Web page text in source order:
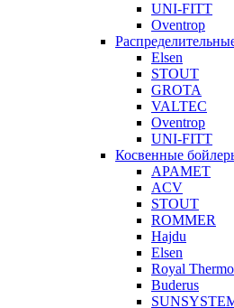
UNI-FITT
Oventrop
Elsen
STOUT
GROTA
VALTEC
Oventrop
UNI-FITT
Косвенные
APAMET
ACV
STOUT
ROMMER
Hajdu
Elsen
Royal Thermo
Buderus